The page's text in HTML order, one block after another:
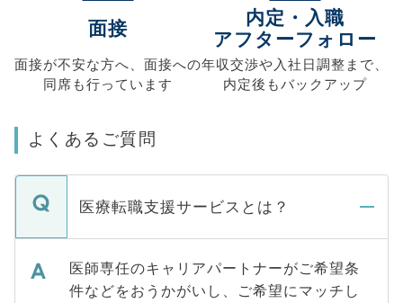
面接
面接が不安な方へ、 面接への
同席も行っています
内定・入職
アフターフォロー
年収交渉や入社日調整まで、
内定後もバックアップ
よくあるご質問
医療転職支援サービスとは？
医師専任のキャリアパートナーがご希望条
件などをおうかがいし、ご希望にマッチし